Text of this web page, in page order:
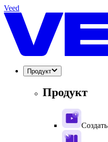
Veed
Продукт
Продукт
Создать